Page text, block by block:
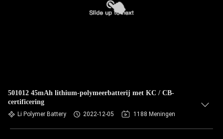
501012 45mAh lithium-polymeerbatterij met KC / CB-
certificering
Li Polymer Battery 2022-12-05 1188 Meningen